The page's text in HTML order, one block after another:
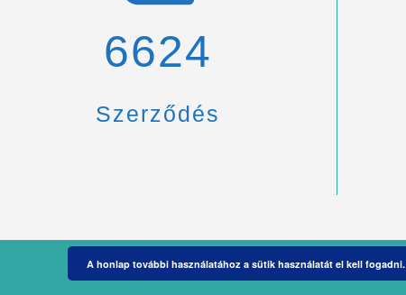
6900
Szerződés
A honlap további használatához a sütik használatát el kell fogadni.